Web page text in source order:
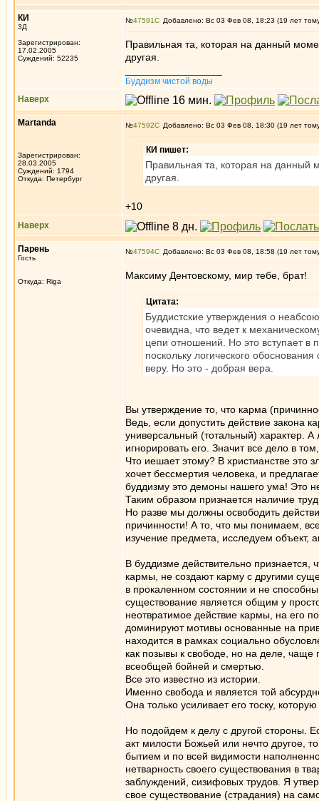
КИ
3Д
Зарегистрирован:
17.02.2005
Суждений: 52235
№47591 Добавлено: Вс 03 Фев 08, 18:23 (19 лет
Правильная та, которая на данный
другая.
Буддизм чистой воды
Наверх
Martanda
Зарегистрирован:
28.03.2005
Суждений: 1794
Откуда: Петербург
№47592 Добавлено: Вс 03 Фев 08, 18:30 (19 лет
КИ пишет:
Правильная та, которая на данный
другая.
+10
Наверх
Парень
Гость
Откуда: Riga
№47594 Добавлено: Вс 03 Фев 08, 18:58 (19 лет
Максиму Дентовскому, мир тебе, брат!
Цитата:
Буддистские утверждения о
очевидна, что ведет к
цепи отношений. Но это вступает в
поскольку логического
веру. Но это - добрая вера.
Вы утверждение то, что карма
Ведь, если допустить действие закона
универсальный (тотальный) характер.
игнорировать его. Значит все дело в
Что иешает этому? В христианстве это
хочет бессмертия человека, и
буддизму это демоны нашего ума! Это
Таким образом признается наличие
Но разве мы должны освободить
причинности! А то, что мы понимаем,
изучение предмета, исследуем
В буддизме действительно признается,
кармы, не создают карму с другими
в прокаленном состоянии и не
существование является общим у
неотвратимое действие кармы, на его
доминируют мотивы основанные на
находится в рамках социально
как позывы к свободе, но на деле, чаще
всеобщей бойней и смертью.
Все это известно из истории.
Именно свобода и является той
Она только усиливает его тоску,
Но подойдем к делу с другой стороны.
акт милости Божьей или нечто другое,
бытием и по всей видимости
нетварность своего существования в
заблуждений, сизифовых трудов. Я
свое существование (страдания) на